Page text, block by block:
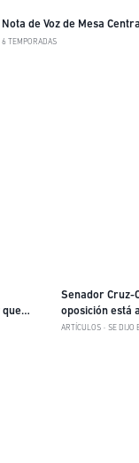
Nota de Voz de Mesa
6 TEMPORADAS
que
Senador Cruz-
oposición está
discurso"
ARTÍCULOS SE DIJO